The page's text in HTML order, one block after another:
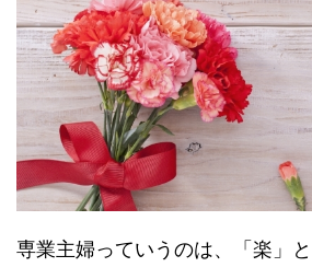
専業主婦っていうのは、「楽」